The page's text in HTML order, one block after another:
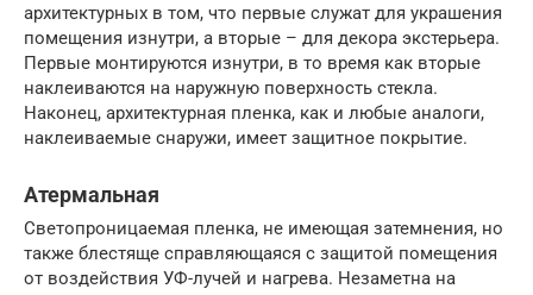
архитектурных в том, что первые служат для украшения
помещения изнутри, а вторые – для декора экстерьера.
Первые монтируются изнутри, в то время как вторые
наклеиваются на наружную поверхность стекла.
Наконец, архитектурная пленка, как и любые аналоги,
наклеиваемые снаружи, имеет защитное покрытие.
Атермальная
Светопроницаемая пленка, не имеющая затемнения, но
также блестяще справляющаяся с защитой помещения
от воздействия УФ-лучей и нагрева. Незаметна на